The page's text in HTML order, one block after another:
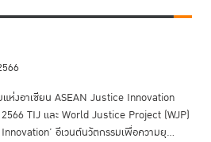
ห่งอาเซียน ASEAN Justice Innovation
TIJ และ World Justice Project (WJP)
อีเวนต์นวัตกรรมเพื่อความยุ...